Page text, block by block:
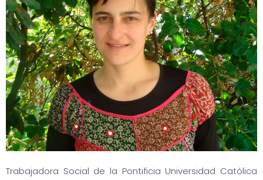
Trabajadora Social de la Pontificia Universidad Católica